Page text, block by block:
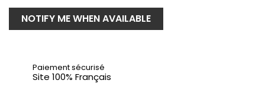
NOTIFY ME WHEN AVAILABLE
Paiement sécurisé
Site 100% Français